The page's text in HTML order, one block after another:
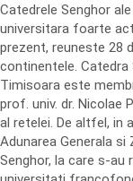
Catedrele Senghor
universitara foarte
prezent, reuneste 28
continentele. Catedra
Timisoara este
prof. univ. dr. Nicolae
al retelei. De altfel, in
Adunarea Generala
Senghor, la care s-